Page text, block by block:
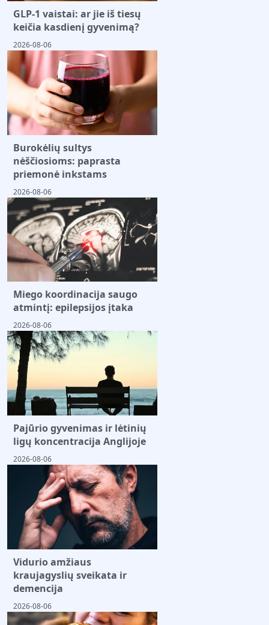
GLP-1 vaistai: ar jie iš tiesų
keičia kasdienį gyvenimą?
2026-08-06
Burokėlių sultys
nėščiosioms: paprasta
priemonė inkstams
2026-08-06
Miego koordinacija saugo
atmintį: epilepsijos įtaka
2026-08-06
Pajūrio gyvenimas ir lėtinių
ligų koncentracija Anglijoje
2026-08-06
Vidurio amžiaus
kraujagyslių sveikata ir
demencija
2026-08-06